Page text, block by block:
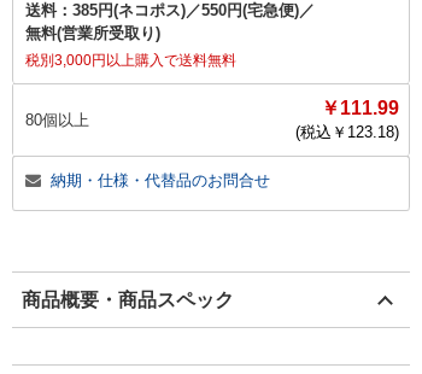
送料： 385円(ネコポス)／550円(宅急便)／
無料(営業所受取り)
税別3,000円以上購入で送料無料
80個以上
￥111.99
(税込￥ 123.18)
納期・仕様・代替品のお問合せ
商品概要・商品スペック